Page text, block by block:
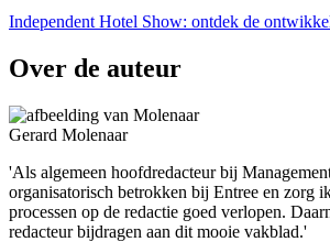
Independent Hotel Show: ontdek de
Over de auteur
Gerard Molenaar
'Als algemeen hoofdredacteur bij
organisatorisch betrokken bij Entree en zorg
processen op de redactie goed verlopen.
redacteur bijdragen aan dit mooie vakblad.'